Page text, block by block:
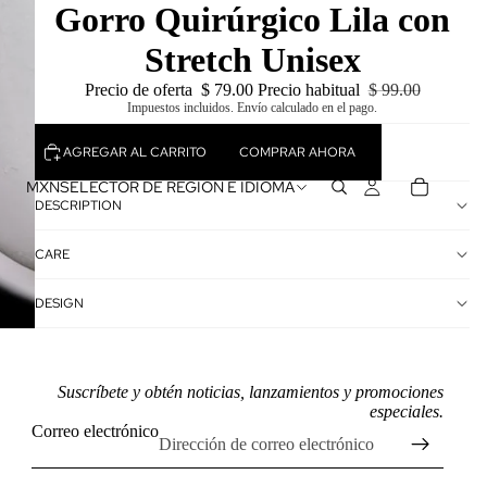
MXNSELECTOR DE REGIÓN E IDIOMA
Gorro Quirúrgico Lila con
Stretch Unisex
Precio de oferta $ 79.00 Precio habitual $ 99.00
Impuestos incluidos. Envío calculado en el pago.
AGREGAR AL CARRITO COMPRAR AHORA
DESCRIPTION
CARE
DESIGN
Suscríbete y obtén noticias, lanzamientos y promociones
especiales.
Correo electrónico